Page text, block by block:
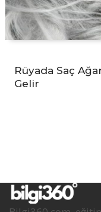
Rüyada Saç
Gelir